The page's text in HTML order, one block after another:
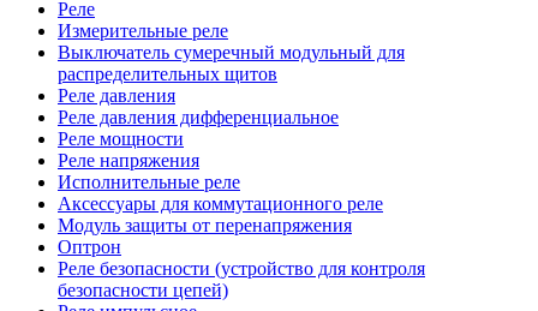
Реле
Измерительные реле
Выключатель сумеречный модульный для
распределительных щитов
Реле давления
Реле давления дифференциальное
Реле мощности
Реле напряжения
Исполнительные реле
Аксессуары для коммутационного реле
Модуль защиты от перенапряжения
Оптрон
Реле безопасности (устройство для контроля
безопасности цепей)